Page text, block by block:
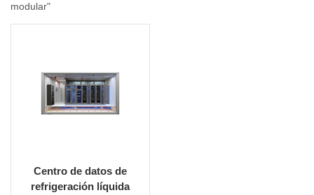
modular"
Centro de datos de
refrigeración líquida